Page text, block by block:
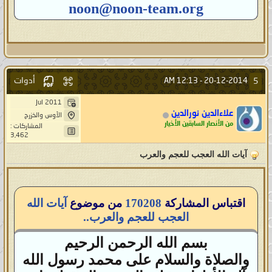
صيغة الوورد (Word) اضغط هنا
صيغة البي دي اف (PDF) اضغط هنا
---
بيانات النور لعام 2011
صيغة الوورد (Word) اضغط هنا
---
بيانات النور لعام 2012
صيغة الوورد (Word) اضغط هنا
noon@noon-team.org
5
20-12-2014 -
12:13 AM أدوات
علاءالدين نورالدين
من الأنصار السابقين الأخيار
Jul 2011
الأوس والخزرج
المشاركات :
3,462
آيات الله العجب للعجم والعرب
اقتباس المشاركة 170208 من موضوع آيات الله
العجب للعجم والعرب..
بسم الله الرحمن الرحيم
والصلاة والسلام على محمد رسول الله